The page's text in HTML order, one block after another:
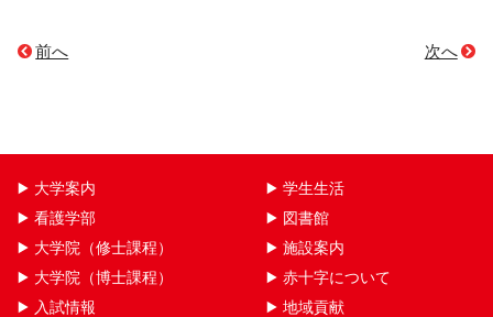
前へ 次へ
大学案内
看護学部
大学院（修士課程）
大学院（博士課程）
入試情報
学生生活
図書館
施設案内
赤十字について
地域貢献